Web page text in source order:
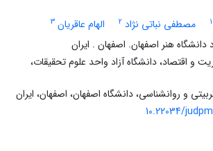
1 مصطفی نباتی نژاد 2 الهام عاقریان 3
دانشگاه هنر اصفهان. اصفهان . ایران
و اقتصاد، دانشگاه آزاد واحد علوم تحقیقات،
و روانشناسی، دانشگاه اصفهان، اصفهان، ایران
10.22034/